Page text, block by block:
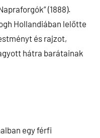
(1888).
Hollandiában lelőtte
és rajzot,
hátra barátainak
egy férfi